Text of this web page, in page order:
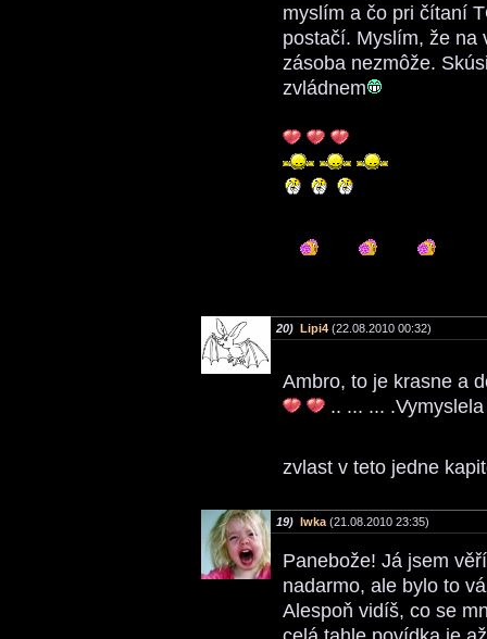
myslím a čo pri čítaní
postačí. Myslím, že na
zásoba nezmôže.
zvládnem
20) Lipi4 (22.08.2010 00:32)
Ambro, to je krasne a
.. ... ...
zvlast v teto jedne
19) Iwka (21.08.2010 23:35)
Panebože! Já jsem
nadarmo, ale bylo to
Alespoň vidíš, co se